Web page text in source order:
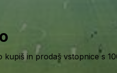
in prodaš vstopnice s